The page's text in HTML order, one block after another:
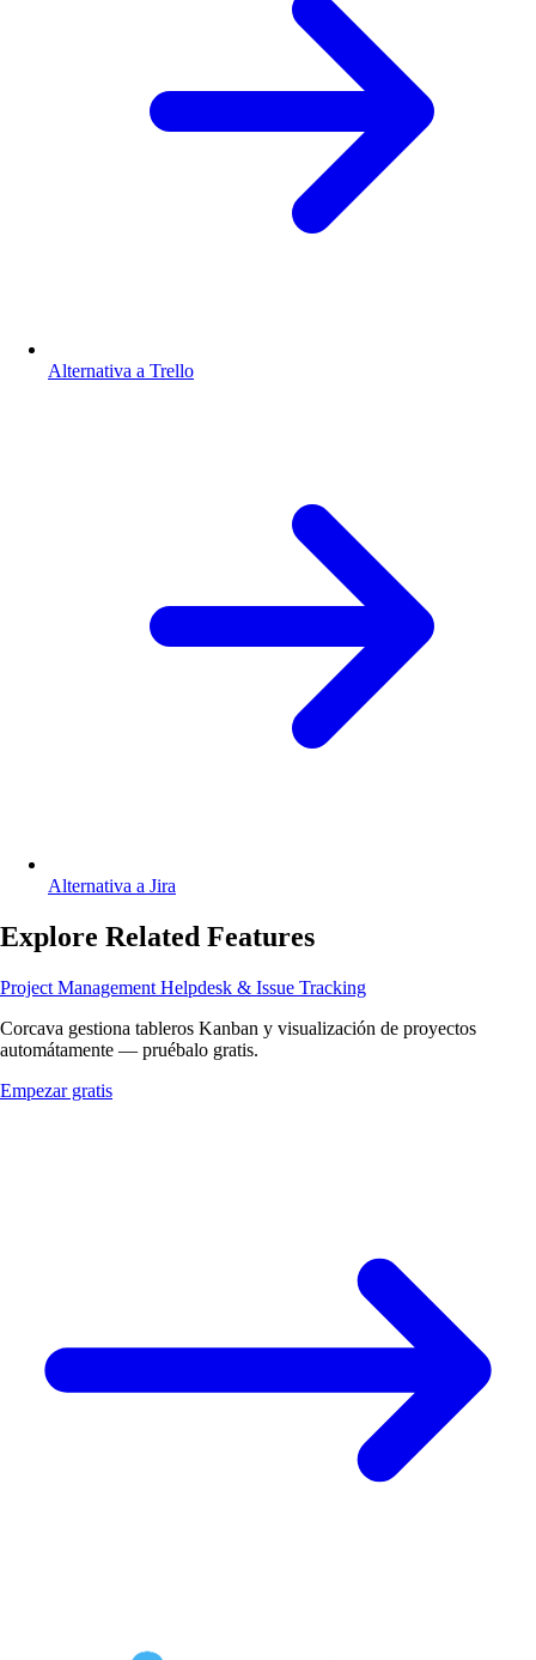
Alternativa a Trello
Alternativa a Jira
Explore Related Features
Project Management Helpdesk & Issue Tracking
Corcava gestiona tableros Kanban y visualización de proyectos
automátamente — pruébalo gratis.
Empezar gratis